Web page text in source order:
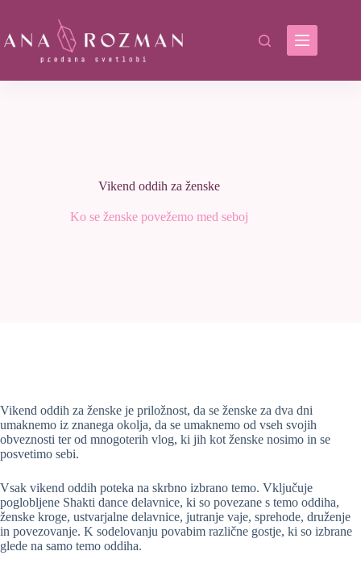
content
Vikend oddih za ženske
Ko se ženske povežemo med seboj
Vikend oddih za ženske je priložnost, da se ženske za dva dni
umaknemo iz znanega okolja, da se umaknemo od vseh svojih
obveznosti ter od mnogoterih vlog, ki jih kot ženske nosimo in se
posvetimo sebi.
Vsak vikend oddih poteka na skrbno izbrano temo. Vključuje
poglobljene Shakti dance delavnice, ki so povezane s temo oddiha,
ženske kroge, ustvarjalne delavnice, jutranje vaje, sprehode, druženje
in povezovanje. K sodelovanju povabim različne gostje, ki so izbrane
glede na samo temo oddiha.